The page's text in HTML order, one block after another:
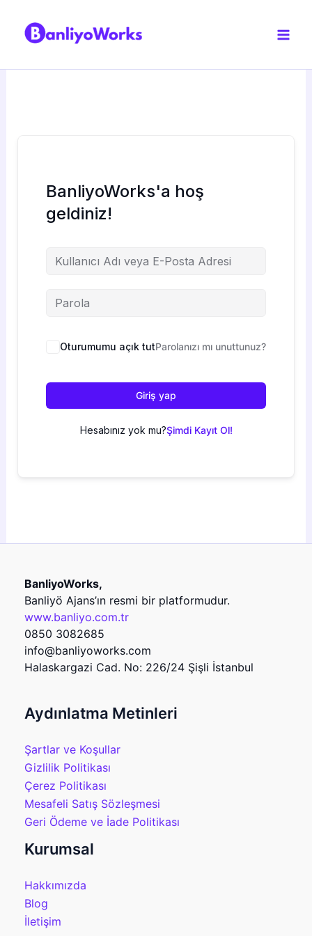
BanliyoWorks'a hoş
geldiniz!
Oturumumu açık tutParolanızı mı unuttunuz?
Giriş yap
Hesabınız yok mu?Şimdi Kayıt Ol!
BanliyoWorks,
Banliyö Ajans’ın resmi bir platformudur.
www.banliyo.com.tr
0850 3082685
info@banliyoworks.com
Halaskargazi Cad. No: 226/24 Şişli İstanbul
Aydınlatma Metinleri
Şartlar ve Koşullar
Gizlilik Politikası
Çerez Politikası
Mesafeli Satış Sözleşmesi
Geri Ödeme ve İade Politikası
Kurumsal
Hakkımızda
Blog
İletişim